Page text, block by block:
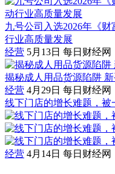
九号公司入选2026年《
行业高质量发展
经营 5月13日 每日财经网
揭秘成人用品货源陷阱
经营 4月29日 每日财经网
线下门店的增长难题，被
经营 4月14日 每日财经网